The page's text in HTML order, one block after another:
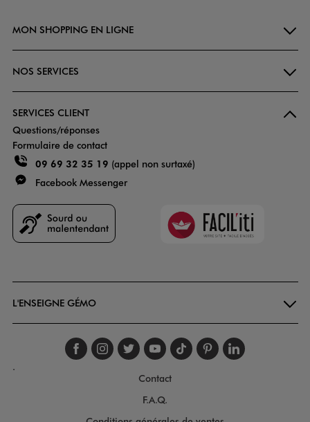
MON SHOPPING EN LIGNE
NOS SERVICES
SERVICES CLIENT
Questions/réponses
Formulaire de contact
09 69 32 35 19 (appel non surtaxé)
Facebook Messenger
Faciliti
L'ENSEIGNE GÉMO
Suivez-nous sur
Suivez-nous sur
Suivez-nous sur
Suivez-nous
Suivez-nous
Suivez-
.
Contact
F.A.Q.